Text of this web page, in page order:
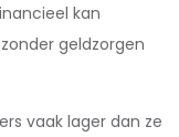
kan
geldzorgen
vaak lager dan ze